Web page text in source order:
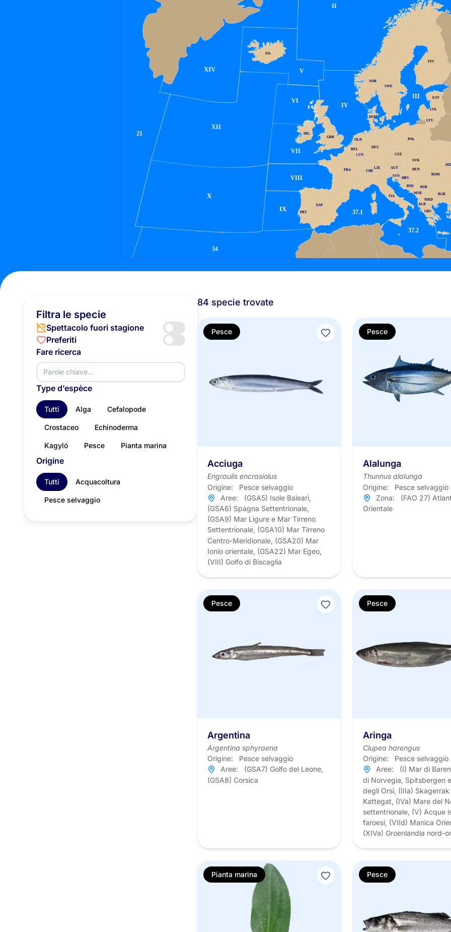
Filtra le specie
Spettacolo fuori stagione
Preferiti
Fare ricerca
Type d’espèce
Tutti Alga Cefalopode
Crostaceo Echinoderma
Kagyló Pesce Pianta marina
Origine
Tutti Acquacoltura
Pesce selvaggio
84 specie trovate
Pesce
Acciuga
Engraulis encrasiolus
Origine:
Pesce selvaggio
Aree:
(GSA5) Isole Baleari,
(GSA6) Spagna Settentrionale,
(GSA9) Mar Ligure e Mar Tirreno
Settentrionale, (GSA10) Mar Tirreno
Centro-Meridionale, (GSA20) Mar
Ionio orientale, (GSA22) Mar Egeo,
(VIII) Golfo di Biscaglia
Pesce
Alalunga
Thunnus alalunga
Origine:
Pesce selvaggio
Zona:
(FAO 27)
Orientale
Pesce
Argentina
Argentina sphyraena
Origine:
Pesce selvaggio
Aree:
(GSA7) Golfo del Leone,
(GSA8) Corsica
Pesce
Aringa
Clupea harengus
Origine:
Pesce selvaggio
Aree:
(I) Mar di
di Norvegia, Spitsbergen
degli Orsi, (IIIa) Skagerrak
Kattegat, (IVa) Mare del
settentrionale, (V) Acque
faroesi, (VIId) Manica
(XIVa) Groenlandia nord-
Pianta marina Pesce